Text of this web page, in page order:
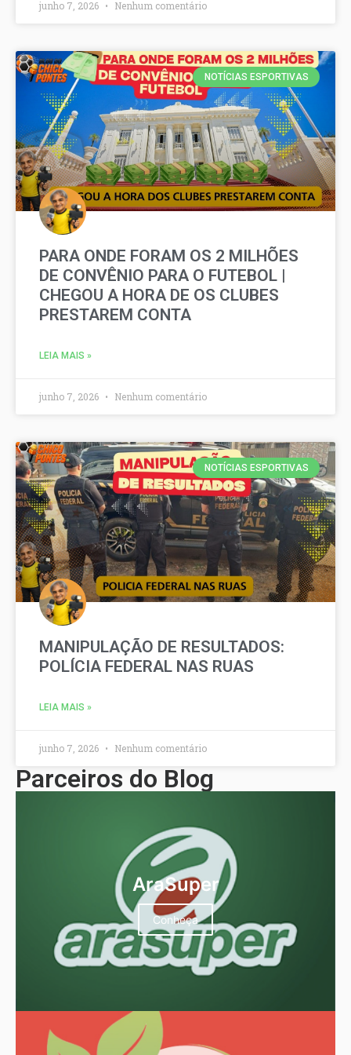
junho 7, 2026 Nenhum comentário
NOTÍCIAS ESPORTIVAS
PARA ONDE FORAM OS 2 MILHÕES
DE CONVÊNIO PARA O FUTEBOL |
CHEGOU A HORA DE OS CLUBES
PRESTAREM CONTA
LEIA MAIS »
junho 7, 2026 Nenhum comentário
NOTÍCIAS ESPORTIVAS
MANIPULAÇÃO DE RESULTADOS:
POLÍCIA FEDERAL NAS RUAS
LEIA MAIS »
junho 7, 2026 Nenhum comentário
Parceiros do Blog
AraSuper
Conheça